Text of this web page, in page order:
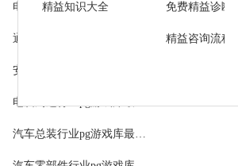
汽车总装行业pg游戏库最新版本的解决方案
客户感言
改进成果
精益知识大全 免费精益诊断
精益咨询流程